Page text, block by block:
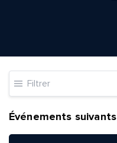
Filtrer
Événements suivants